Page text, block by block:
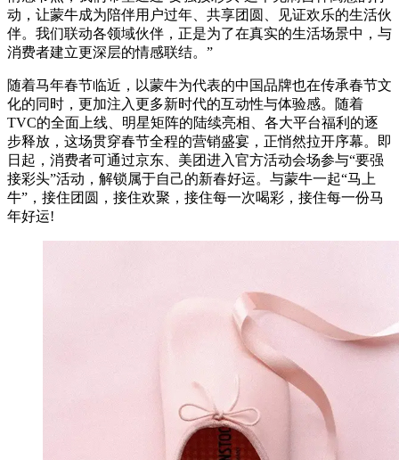
动，让蒙牛成为陪伴用户过年、共享团圆、见证欢乐的生活伙
伴。我们联动各领域伙伴，正是为了在真实的生活场景中，与
消费者建立更深层的情感联结。”
随着马年春节临近，以蒙牛为代表的中国品牌也在传承春节文
化的同时，更加注入更多新时代的互动性与体验感。随着
TVC的全面上线、明星矩阵的陆续亮相、各大平台福利的逐
步释放，这场贯穿春节全程的营销盛宴，正悄然拉开序幕。即
日起，消费者可通过京东、美团进入官方活动会场参与“要强
接彩头”活动，解锁属于自己的新春好运。与蒙牛一起“马上
牛”，接住团圆，接住欢聚，接住每一次喝彩，接住每一份马
年好运!